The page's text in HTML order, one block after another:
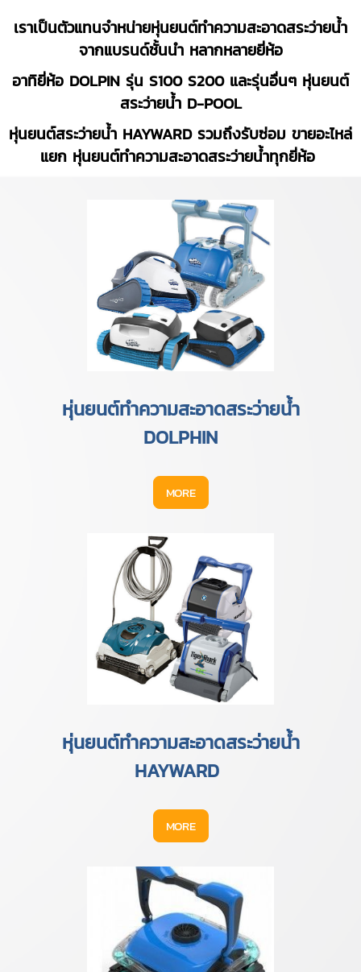
เราเป็นตัวแทนจำหน่ายหุ่นยนต์ทำความสะอาดสระว่ายน้ำ
จากแบรนด์ชั้นนำ หลากหลายยี่ห้อ
อาทิยี่ห้อ DOLPIN รุ่น S100 S200 และรุ่นอื่นๆ หุ่นยนต์
สระว่ายน้ำ D-POOL
หุ่นยนต์สระว่ายน้ำ HAYWARD รวมถึงรับซ่อม ขายอะไหล่
แยก หุ่นยนต์ทำความสะอาดสระว่ายน้ำทุกยี่ห้อ
หุ่นยนต์ทำความสะอาดสระว่ายน้ำ
DOLPHIN
MORE
หุ่นยนต์ทำความสะอาดสระว่ายน้ำ
HAYWARD
MORE